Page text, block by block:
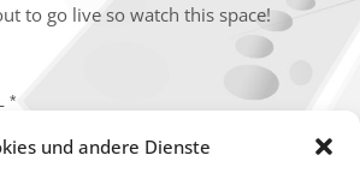
und andere Dienste
to go live so watch this space!